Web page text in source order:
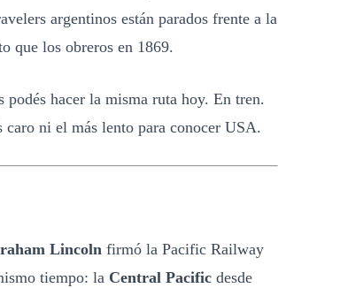
argentinos están parados frente a la
que los obreros en 1869.
podés hacer la misma ruta hoy. En tren.
ni el más lento para conocer USA.
Lincoln firmó la Pacific Railway
tiempo: la Central Pacific desde